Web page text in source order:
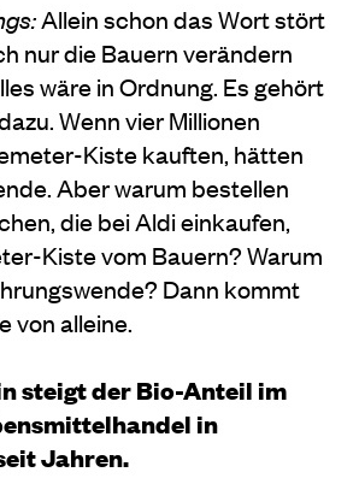
Allein schon das Wort stört
nur die Bauern verändern
wäre in Ordnung. Es gehört
Wenn vier Millionen
Kiste kauften, hätten
Aber warum bestellen
die bei Aldi einkaufen,
Kiste vom Bauern? Warum
Dann kommt
von alleine.
steigt der Bio-Anteil im
in
Jahren.